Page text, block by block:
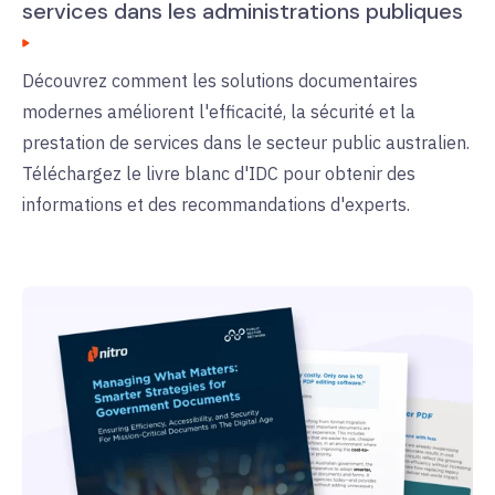
services dans les administrations publiques
Découvrez comment les solutions documentaires
modernes améliorent l'efficacité, la sécurité et la
prestation de services dans le secteur public australien.
Téléchargez le livre blanc d'IDC pour obtenir des
informations et des recommandations d'experts.